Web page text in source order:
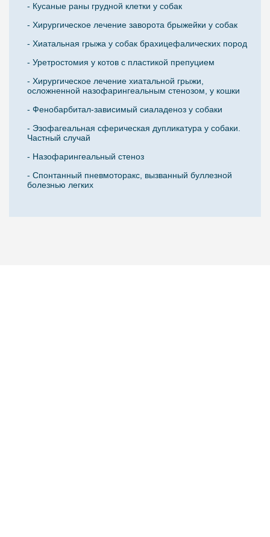
- Кусаные раны грудной клетки у собак
- Хирургическое лечение заворота брыжейки у собак
- Хиатальная грыжа у собак брахицефалических пород
- Уретростомия у котов с пластикой препуцием
- Хирургическое лечение хиатальной грыжи,
осложненной назофарингеальным стенозом, у кошки
- Фенобарбитал-зависимый сиаладеноз у собаки
- Эзофагеальная сферическая дупликатура у собаки.
Частный случай
- Назофарингеальный стеноз
- Спонтанный пневмоторакс, вызванный буллезной
болезнью легких